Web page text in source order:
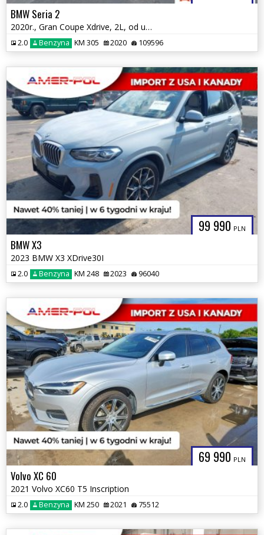
BMW Seria 2
2020r., Gran Coupe Xdrive, 2L, od ubezpieczalni
2.0 Benzyna KM 305 2020 109596
99 990 PLN
BMW X3
2023 BMW X3 XDrive30I
2.0 Benzyna KM 248 2023 96040
69 990 PLN
Volvo XC 60
2021 Volvo XC60 T5 Inscription
2.0 Benzyna KM 250 2021 75512